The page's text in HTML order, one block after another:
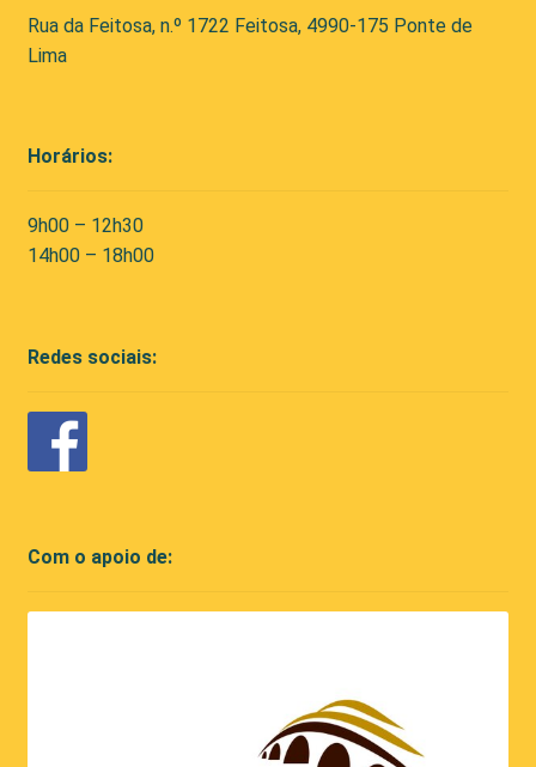
Rua da Feitosa, n.º 1722 Feitosa, 4990-175 Ponte de
Lima
Horários:
9h00 – 12h30
14h00 – 18h00
Redes sociais:
Com o apoio de: